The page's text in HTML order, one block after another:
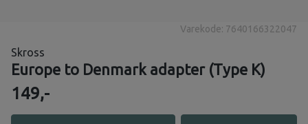
Varekode: 7640166322047
Skross
Europe to Denmark adapter (Type K)
149,-